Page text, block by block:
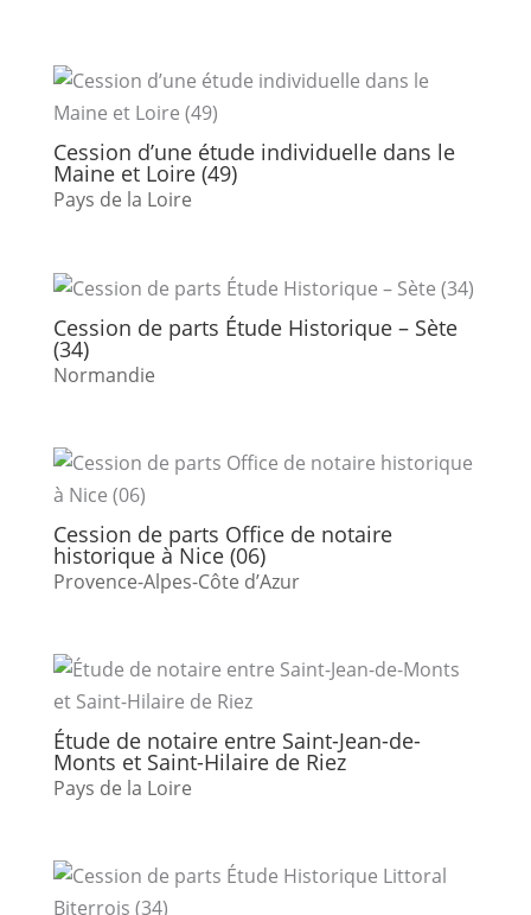
Cession d’une étude individuelle dans le
Maine et Loire (49)
Pays de la Loire
Cession de parts Étude Historique – Sète
(34)
Normandie
Cession de parts Office de notaire
historique à Nice (06)
Provence-Alpes-Côte d’Azur
Étude de notaire entre Saint-Jean-de-
Monts et Saint-Hilaire de Riez
Pays de la Loire